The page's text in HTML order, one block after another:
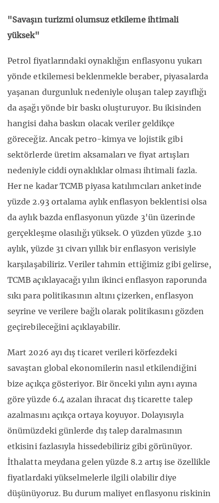
"Savaşın turizmi olumsuz etkileme ihtimali
yüksek"
Petrol fiyatlarındaki oynaklığın enflasyonu yukarı
yönde etkilemesi beklenmekle beraber, piyasalarda
yaşanan durgunluk nedeniyle oluşan talep zayıflığı
da aşağı yönde bir baskı oluşturuyor. Bu ikisinden
hangisi daha baskın olacak veriler geldikçe
göreceğiz. Ancak petro-kimya ve lojistik gibi
sektörlerde üretim aksamaları ve fiyat artışları
nedeniyle ciddi oynaklıklar olması ihtimali fazla.
Her ne kadar TCMB piyasa katılımcıları anketinde
yüzde 2.93 ortalama aylık enflasyon beklentisi olsa
da aylık bazda enflasyonun yüzde 3'ün üzerinde
gerçekleşme olasılığı yüksek. O yüzden yüzde 3.10
aylık, yüzde 31 civarı yıllık bir enflasyon verisiyle
karşılaşabiliriz. Veriler tahmin ettiğimiz gibi gelirse,
TCMB açıklayacağı yılın ikinci enflasyon raporunda
sıkı para politikasının altını çizerken, enflasyon
seyrine ve verilere bağlı olarak politikasını gözden
geçirebileceğini açıklayabilir.
Mart 2026 ayı dış ticaret verileri körfezdeki
savaştan global ekonomilerin nasıl etkilendiğini
bize açıkça gösteriyor. Bir önceki yılın aynı ayına
göre yüzde 6.4 azalan ihracat dış ticarette talep
azalmasını açıkça ortaya koyuyor. Dolayısıyla
önümüzdeki günlerde dış talep daralmasının
etkisini fazlasıyla hissedebiliriz gibi görünüyor.
İthalatta meydana gelen yüzde 8.2 artış ise özellikle
fiyatlardaki yükselmelerle ilgili olabilir diye
düşünüyoruz. Bu durum maliyet enflasyonu riskinin